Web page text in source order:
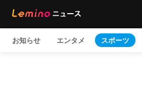
お知らせ エンタメ スポーツ